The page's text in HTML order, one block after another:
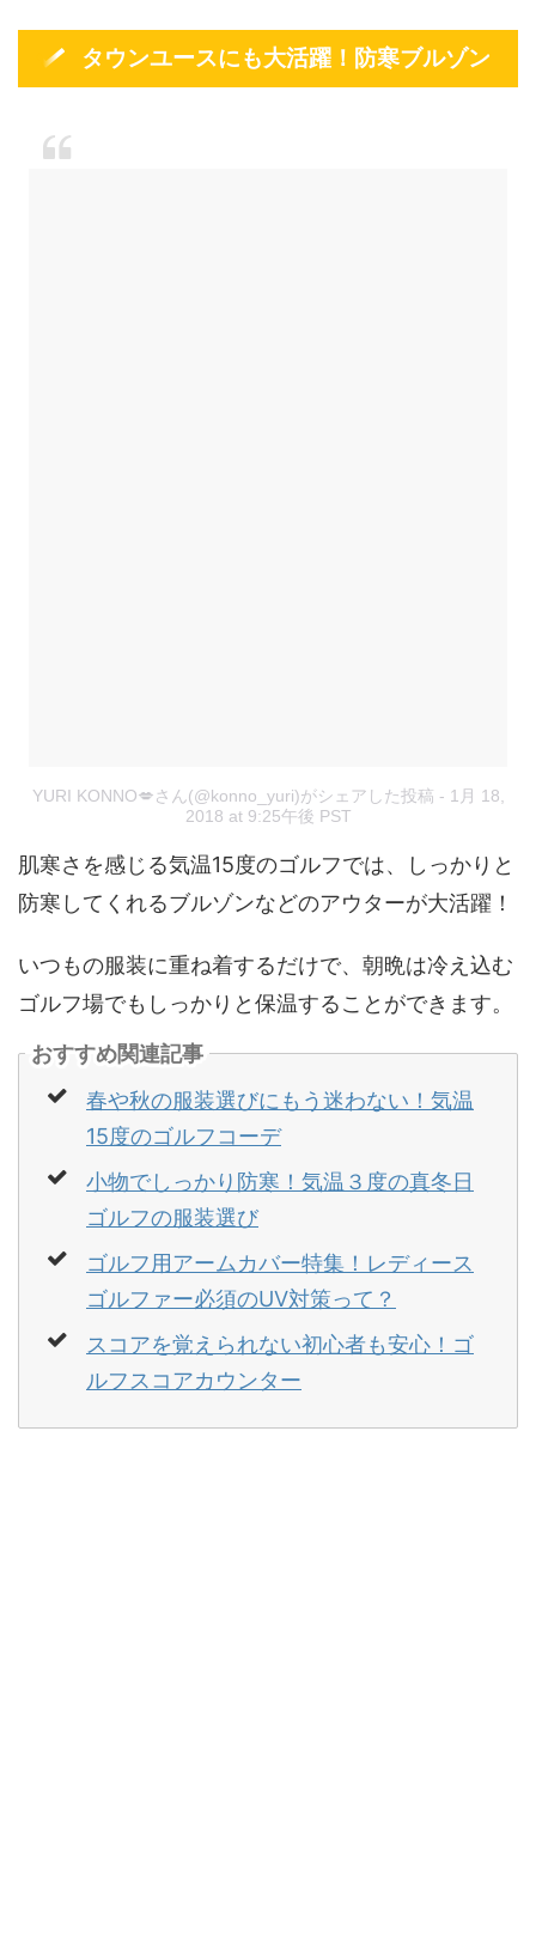
タウンユースにも大活躍！防寒ブルゾン
YURI KONNO💋さん(@konno_yuri)がシェアした投稿 - 1月 18,
2018 at 9:25午後 PST
肌寒さを感じる気温15度のゴルフでは、しっかりと
防寒してくれるブルゾンなどのアウターが大活躍！
いつもの服装に重ね着するだけで、朝晩は冷え込む
ゴルフ場でもしっかりと保温することができます。
おすすめ関連記事
春や秋の服装選びにもう迷わない！気温
15度のゴルフコーデ
小物でしっかり防寒！気温３度の真冬日
ゴルフの服装選び
ゴルフ用アームカバー特集！レディース
ゴルファー必須のUV対策って？
スコアを覚えられない初心者も安心！ゴ
ルフスコアカウンター